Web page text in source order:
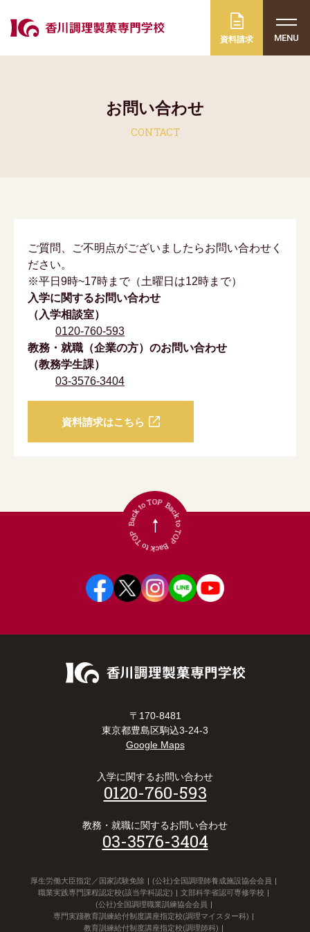
資料請求 MENU
お問い合わせ
CONTACT
ご質問、ご不明点がございましたらお問い合わせく
ださい。
※平日9時~17時まで（土曜日は12時まで）
入学に関するお問い合わせ
（入学相談室）
0120-760-593
教務・就職（企業の方）のお問い合わせ
（教務学生課）
03-3576-3404
資料請求はこちら
〒170-8481
東京都豊島区駒込3-24-3
Google Maps
入学に関するお問い合わせ
0120-760-593
教務・就職に関するお問い合わせ
03-3576-3404
厚生労働大臣指定／国家試験免除
(公社)全国調理師養成施設協会会員
職業実践専門課程認定校(該当学科認定)
文部科学省認可専修学校
(公社)全国調理職業訓練協会会員
専門実踐教育訓練給付制度講座指定校(調理マイスター科)
教育訓練給付制度講座指定校(調理師科)